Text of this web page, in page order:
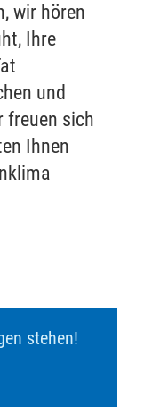
wir hören
Ihre
und
freuen sich
Ihnen
stehen!